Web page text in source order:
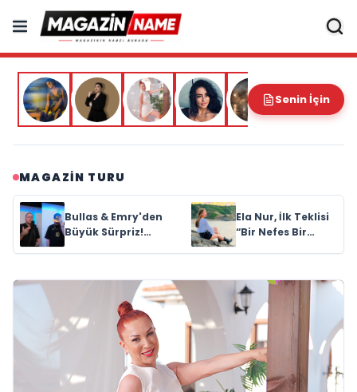
Senin İçin
MAGAZIN TURU
Ela Nur, İlk Teklisi
“Bir Nefes Bir
Başladı
Şantiyeden
Setlere ; İdil Elma